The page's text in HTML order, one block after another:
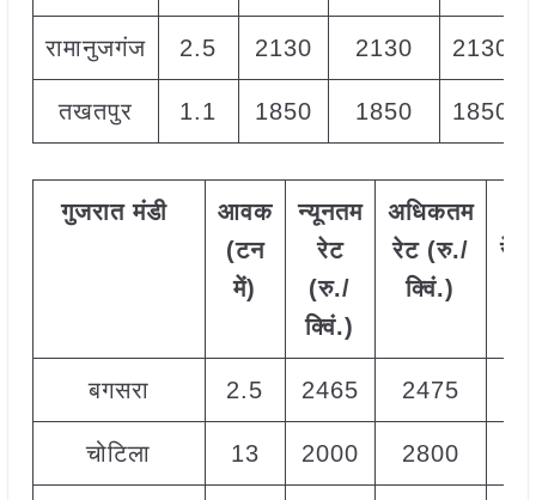
रामानुजगंज 2.5 2130 2130 2130
तखतपुर 1.1 1850 1850 1850
गुजरात मंडी
आवक
(टन
में)
न्यूनतम
रेट
(रु./
क्विं.)
अधिकतम
रेट (रु./
क्विं.)
रेट
बगसरा 2.5 2465 2475
चोटिला 13 2000 2800